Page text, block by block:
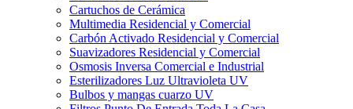
Cartuchos de Cerámica
Multimedia Residencial y Comercial
Carbón Activado Residencial y Comercial
Suavizadores Residencial y Comercial
Osmosis Inversa Comercial e Industrial
Esterilizadores Luz Ultravioleta UV
Bulbos y mangas cuarzo UV